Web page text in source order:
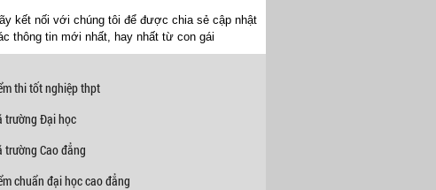
kết nối với chúng tôi để được chia sẻ cập nhật
thông tin mới nhất, hay nhất từ con gái
thi tốt nghiệp thpt
trường Đại học
trường Cao đẳng
chuẩn đại học cao đẳng